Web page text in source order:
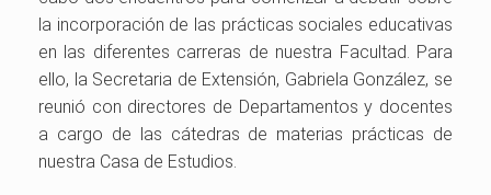
la incorporación de las prácticas sociales educativas
en las diferentes carreras de nuestra Facultad. Para
ello, la Secretaria de Extensión, Gabriela González, se
reunió con directores de Departamentos y docentes
a cargo de las cátedras de materias prácticas de
nuestra Casa de Estudios.